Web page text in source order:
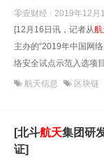
零壹财经 · 2019年12月
[12月16日讯，记者从航
主办的“2019年中国网
络安全试点示范入选项
航天信息 区块链
[北斗航天集团研
证]